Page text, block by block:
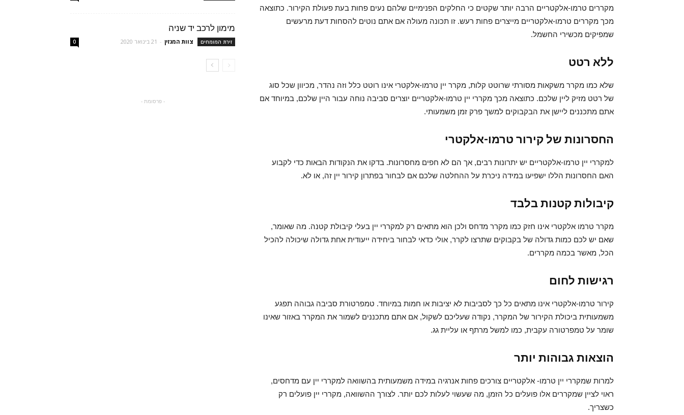
מקררים טרמו-אלקטריים הרבה יותר שקטים כי החלקים הפנימיים שלהם נעים פחות בעת פעולת הקירור. כתוצאה
מכך מקררים טרמו-אלקטריים מייצרים פחות רעש. זו תכונה מעולה אם אתם נוטים להסחות דעת מרעשים
שמפיקים מכשירי החשמל.
ללא רטט
שלא כמו מקרר משקאות מסורתי שרוטט קלות, מקרר יין טרמו-אלקטרי אינו רוטט כלל וזה נהדר, מכיוון שכל סוג
של רטט מזיק ליין שלכם. כתוצאה מכך מקררי יין טרמו-אלקטריים יוצרים סביבה נוחה עבור היין שלכם, במיוחד אם
אתם מתכננים ליישן את הבקבוקים למשך פרק זמן משמעותי.
החסרונות של קירור טרמו-אלקטרי
למקררי יין טרמו-אלקטריים יש יתרונות רבים, אך הם לא חפים מחסרונות. בדקו את הנקודות הבאות כדי לקבוע
האם החסרונות הללו ישפיעו במידה ניכרת על ההחלטה שלכם אם לבחור בפתרון קירור יין זה, או לא.
קיבולות קטנות בלבד
מקרר טרמו אלקטרי אינו חזק כמו מקרר מדחס ולכן הוא מתאים רק למקררי יין בעלי קיבולת קטנה. מה שאומר,
שאם יש לכם כמות גדולה של בקבוקים שתרצו לקרר, אולי כדאי לבחור ביחידה ייעודית אחת גדולה שיכולה להכיל
הכל, מאשר בכמה מקררים.
רגישות לחום
קירור טרמו-אלקטרי אינו מתאים כל כך לסביבות לא יציבות או חמות במיוחד. טמפרטורת סביבה גבוהה תפגע
משמעותית ביכולת הקירור של המקרר, נקודה שעליכם לשקול, אם אתם מתכננים לשמור את המקרר באזור שאינו
שומר על טמפרטורה עקבית, כמו למשל מרתף או עליית גג.
הוצאות גבוהות יותר
למרות שמקררי יין טרמו- אלקטריים צורכים פחות אנרגיה במידה משמעותית בהשוואה למקררי יין עם מדחסים,
ראוי לציין שמקררים אלו פועלים כל הזמן, מה שעשוי לעלות לכם יותר. לצורך ההשוואה, מקררי יין פועלים רק
כשצריך.
מימון לרכב יד שניה
זירת המומחים צוות המגזין - 21 בינואר 2020 0
- פרסומת -